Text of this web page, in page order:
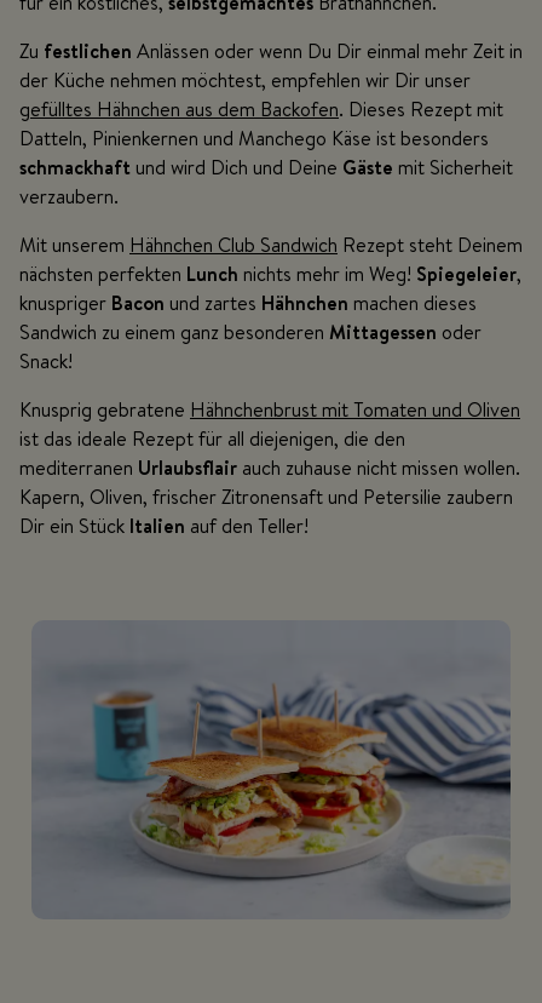
Zu festlichen Anlässen oder wenn Du Dir einmal mehr Zeit in
der Küche nehmen möchtest, empfehlen wir Dir unser
gefülltes Hähnchen aus dem Backofen. Dieses Rezept mit
Datteln, Pinienkernen und Manchego Käse ist besonders
schmackhaft und wird Dich und Deine Gäste mit Sicherheit
verzaubern.
Mit unserem Hähnchen Club Sandwich Rezept steht Deinem
nächsten perfekten Lunch nichts mehr im Weg! Spiegeleier,
knuspriger Bacon und zartes Hähnchen machen dieses
Sandwich zu einem ganz besonderen Mittagessen oder
Snack!
Knusprig gebratene Hähnchenbrust mit Tomaten und Oliven
ist das ideale Rezept für all diejenigen, die den
mediterranen Urlaubsflair auch zuhause nicht missen wollen.
Kapern, Oliven, frischer Zitronensaft und Petersilie zaubern
Dir ein Stück Italien auf den Teller!